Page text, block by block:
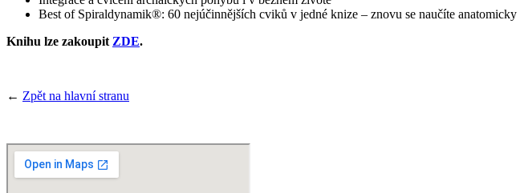
Best of Spiraldynamik®: 60 nejúčinnějších cviků v jedné knize – znovu se naučíte anatomicky
Knihu lze zakoupit ZDE.
← Zpět na hlavní stranu